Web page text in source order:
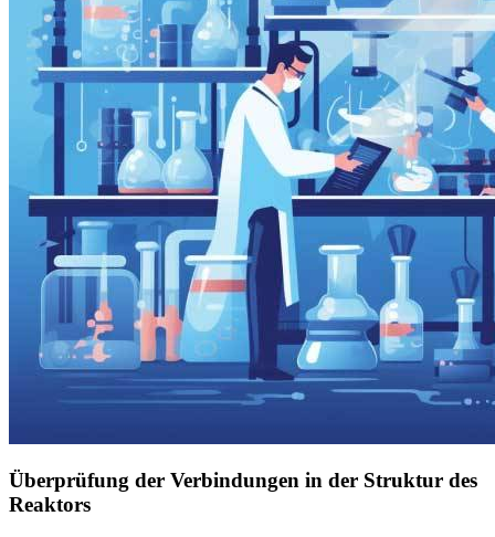
Überprüfung der Verbindungen in der Struktur des
Reaktors